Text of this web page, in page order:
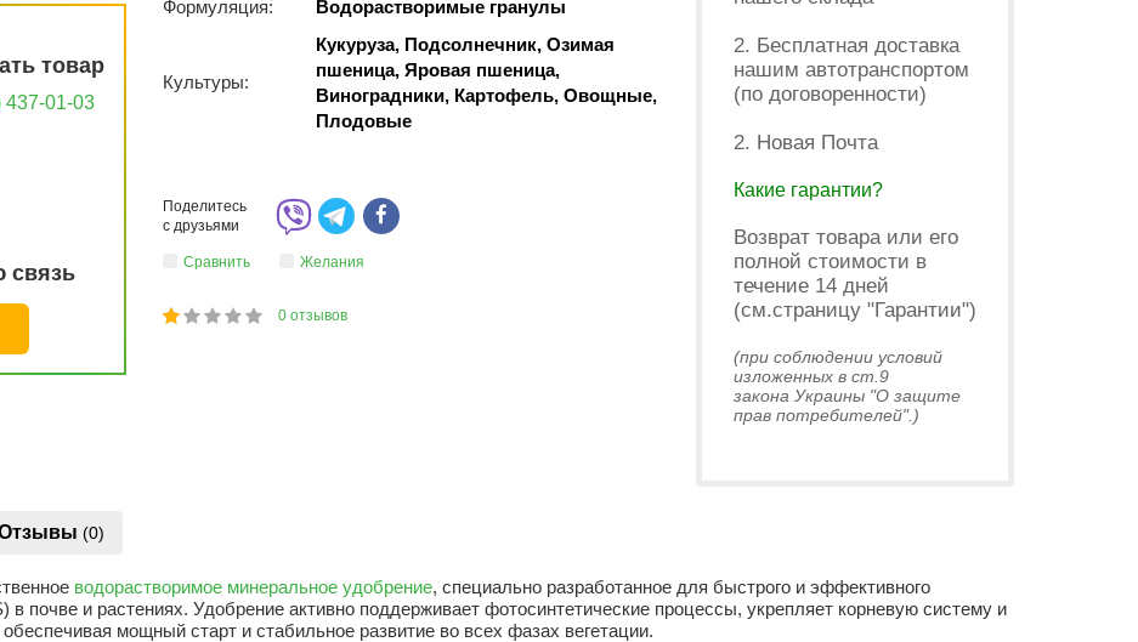
товар
437-01-03
связь
Формуляция:
Водорастворимые гранулы
Культуры:
Кукуруза, Подсолнечник, Озимая
пшеница, Яровая пшеница,
Виноградники, Картофель, Овощные,
Плодовые
Поделитесь
с друзьями
Сравнить Желания
20
1
2
3
4
5 0отзывов
2. Бесплатная доставка
нашим автотранспортом
(по договоренности)
2. Новая Почта
Какие гарантии?
Возврат товара или его
полной стоимости в
течение 14 дней
(см.страницу "Гарантии")
(при соблюдении условий
изложенных в ст.9
закона Украины "О защите
прав потребителей".)
(0)
водорастворимое минеральное удобрение, специально разработанное для быстрого и эффективного
почве и растениях. Удобрение активно поддерживает фотосинтетические процессы, укрепляет корневую систему и
мощный старт и стабильное развитие во всех фазах вегетации.